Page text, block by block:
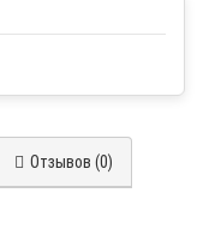
Отзывов (0)